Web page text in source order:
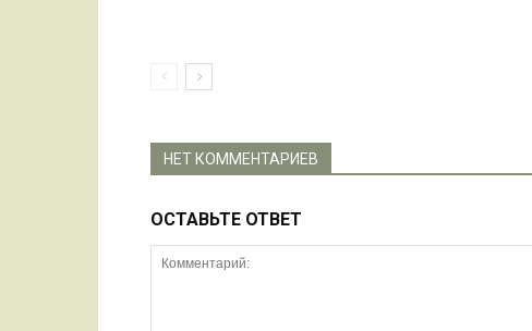
НЕТ КОММЕНТАРИЕВ
ОСТАВЬТЕ ОТВЕТ